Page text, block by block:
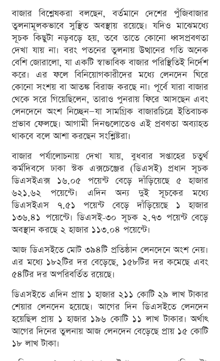
বাজার বিশ্লেষকরা বলছেন, বর্তমানে দেশের পুঁজিবাজার
তুলনামূলকভাবে সুস্থিত অবস্থায় রয়েছে। যদিও মাঝেমধ্যে
সূচক কিছুটা নড়বড়ে হয়, তবে তাতে কোনো ধ্বসপ্রবণতা
দেখা যায় না। বরং পতনের তুলনায় উত্থানের গতি অনেক
বেশি জোরালো, যা একটি স্বাভাবিক বাজার পরিস্থিতিই নির্দেশ
করে। এর ফলে বিনিয়োগকারীদের মধ্যে লেনদেন ঘিরে
কোনো সংশয় বা আতঙ্ক বিরাজ করছে না। পূর্বে যারা বাজার
থেকে সরে গিয়েছিলেন, তারাও পুনরায় ফিরে আসছেন এবং
লেনদেনে অংশ নিচ্ছেন—যা সামগ্রিক বাজারচিত্রে ইতিবাচক
প্রভাব ফেলছে। আগামী দিনগুলোতেও এই প্রবণতা অব্যাহত
থাকবে বলে আশা করছেন সংশ্লিষ্টরা।
বাজার পর্যালোচনায় দেখা যায়, বুধবার সপ্তাহের চতুর্থ
কর্মদিবসে ঢাকা স্টক এক্সচেঞ্জের (ডিএসই) প্রধান সূচক
ডিএসইএক্স ১৬.০৫ পয়েন্ট বেড়ে দাঁড়িয়েছে ৫ হাজার
৬২১.৬২ পয়েন্টে। এদিন অন্য দুই সূচকের মধ্যে
ডিএসইএস ৭.৫১ পয়েন্ট বেড়ে দাঁড়িয়েছে ১ হাজার
১৩৬.৪১ পয়েন্টে। ডিএসই-৩০ সূচক ২.৭৩ পয়েন্ট বেড়ে
অবস্থান করছে ২ হাজার ১১৩.০৪ পয়েন্টে।
আজ ডিএসইতে মোট ৩৯৪টি প্রতিষ্ঠান লেনদেনে অংশ নেয়।
এর মধ্যে ১৮২টির দর বেড়েছে, ১৫৮টির দর কমেছে এবং
৫৪টির দর অপরিবর্তিত রয়েছে।
ডিএসইতে এদিন প্রায় ১ হাজার ২১১ কোটি ২৯ লাখ টাকার
শেয়ার লেনদেন হয়েছে। আগের দিন ডিএসইতে লেনদেন
হয়েছিল প্রায় ১ হাজার ১৯৬ কোটি ১১ লাখ টাকার। অর্থাৎ
আগের দিনের তুলনায় আজ লেনদেন বেড়েছে প্রায় ১৫ কোটি
১৮ লাখ টাকা।